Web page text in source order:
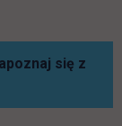
się z